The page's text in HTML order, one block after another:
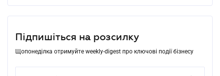
Підпишіться на розсилку
Щопонеділка отримуйте weekly-digest про ключові події бізнесу